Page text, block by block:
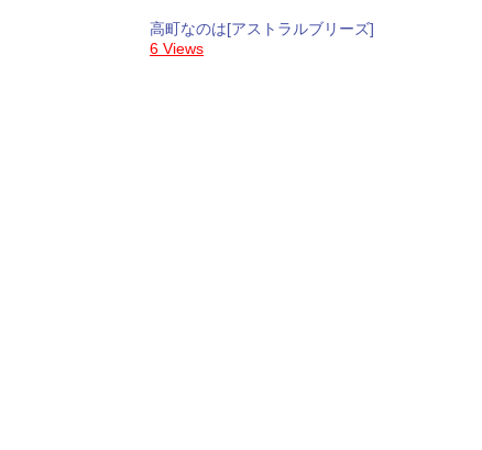
高町なのは[アストラルブリーズ]
6 Views